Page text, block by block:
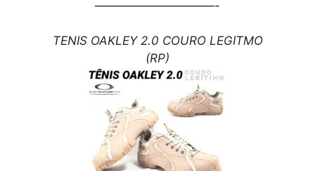
——————————-
TENIS OAKLEY 2.0 COURO LEGITMO
(RP)